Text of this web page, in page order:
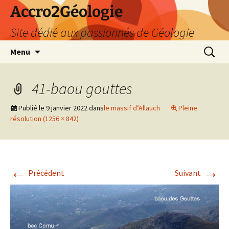
Accro2Géologie
Site dédié aux passionnés de Géologie
Menu
41-baou gouttes
Publié le 9 janvier 2022dansle massif d’Allauch
Pleine
résolution (1256 × 842)
← Précédent Suivant →